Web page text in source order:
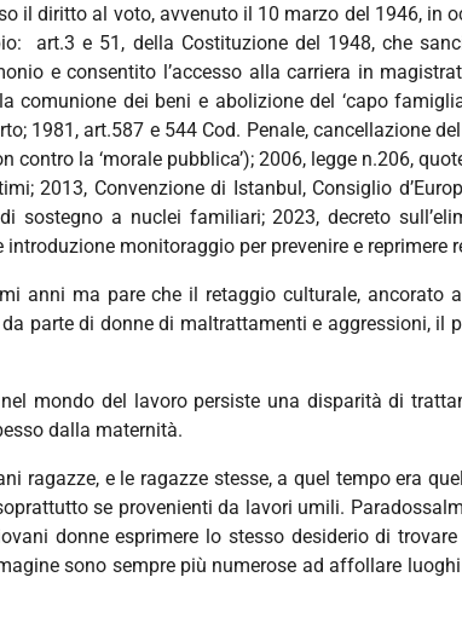
il diritto al voto, avvenuto il 10 marzo del 1946, in
art.3 e 51, della Costituzione del 1948, che
e consentito l’accesso alla carriera in
dei beni e abolizione del ‘capo
1981, art.587 e 544 Cod. Penale, cancellazione
la ‘morale pubblica’); 2006, legge n.206,
2013, Convenzione di Istanbul, Consiglio
sostegno a nuclei familiari; 2023, decreto
monitoraggio per prevenire e reprimere
anni ma pare che il retaggio culturale, ancorato
parte di donne di maltrattamenti e aggressioni,
mondo del lavoro persiste una disparità di
dalla maternità.
ragazze, e le ragazze stesse, a quel tempo era
se provenienti da lavori umili.
donne esprimere lo stesso desiderio di
sono sempre più numerose ad affollare